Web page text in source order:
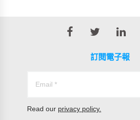
訂閱電子報
Read our privacy policy.